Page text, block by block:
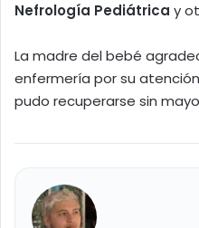
Nefrología Pediátrica y
La madre del bebé
enfermería por su
pudo recuperarse sin